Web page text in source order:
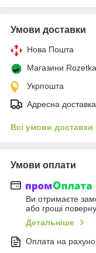
Умови доставки
Нова Пошта
Магазини Rozetka
Укрпошта
Адресна
Всі умови доставки
Умови оплати
Ви отримаєте
або гроші
Детальніше
Оплата на